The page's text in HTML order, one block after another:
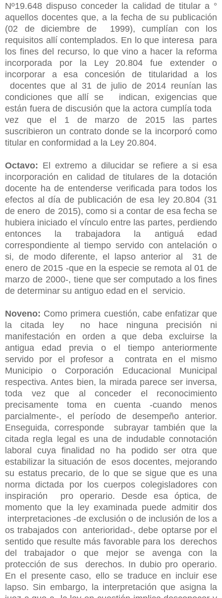
Nº19.648 dispuso conceder la calidad de titular a °
aquellos docentes que, a la fecha de su publicación
(02 de diciembre de 1999), cumplían con los
requisitos allí contemplados. En lo que interesa para
los fines del recurso, lo que vino a hacer la reforma
incorporada por la Ley 20.804 fue extender o
incorporar a esa concesión de titularidad a los
docentes que al 31 de julio de 2014 reunían las
condiciones que allí se indican, exigencias que
están fuera de discusión que la actora cumplía toda
vez que el 1 de marzo de 2015 las partes
suscribieron un contrato donde se la incorporó como
titular en conformidad a la Ley 20.804.
Octavo: El extremo a dilucidar se refiere a si esa
incorporación en calidad de titulares de la dotación
docente ha de entenderse verificada para todos los
efectos al día de publicación de esa ley 20.804 (31
de enero de 2015), como si a contar de esa fecha se
hubiera iniciado el vínculo entre las partes, perdiendo
entonces la trabajadora la antiguá edad
correspondiente al tiempo servido con antelación o
si, de modo diferente, el lapso anterior al 31 de
enero de 2015 -que en la especie se remota al 01 de
marzo de 2000-, tiene que ser computado a los fines
de determinar su antiguo edad en el servicio.
Noveno: Como primera cuestión, cabe enfatizar que
la citada ley no hace ninguna precisión ni
manifestación en orden a que deba excluirse la
antigua edad previa o el tiempo anteriormente
servido por el profesor a contrata en el mismo
Municipio o Corporación Educacional Municipal
respectiva. Antes bien, la mirada parece ser inversa,
toda vez que al conceder el reconocimiento
precisamente toma en cuenta -cuando menos
parcialmente-, el período de desempeño anterior.
Enseguida, corresponde subrayar también que la
citada regla legal es una de indudable connotación
laboral cuya finalidad no ha podido ser otra que
estabilizar la situación de esos docentes, mejorando
su estatus precario, de lo que se sigue que es una
norma dictada por los cuerpos colegisladores con
inspiración pro operario. Desde esa óptica, de
momento que la ley examinada puede admitir dos
interpretaciones -de exclusión o de inclusión de los a
os trabajados con anterioridad-, debe optarse por el
sentido que resulte más favorable para los derechos
del trabajador o que mejor se avenga con la
protección de sus derechos. In dubio pro operario.
En el presente caso, ello se traduce en incluir ese
lapso. Sin embargo, la interpretación que asigna la